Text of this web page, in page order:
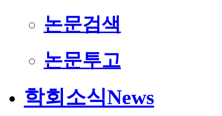
논문검색
논문투고
학회소식News